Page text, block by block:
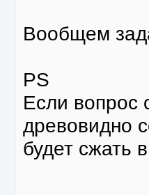
Вообщем
PS
Если вопрос
древовидно
будет сжать